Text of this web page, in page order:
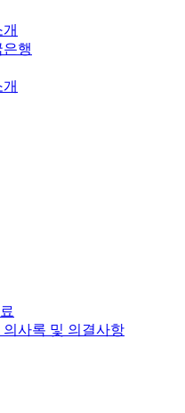
행
사록 및 의결사항